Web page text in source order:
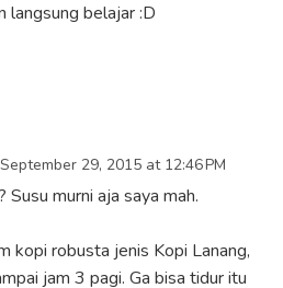
langsung belajar :D
September 29, 2015 at 12:46 PM
Susu murni aja saya mah.
kopi robusta jenis Kopi Lanang,
jam 3 pagi. Ga bisa tidur itu